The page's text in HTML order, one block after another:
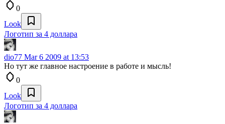
0
Look
Логотип за 4 доллара
dio77 Mar 6 2009 at 13:53
Но тут же главное настроение в работе и мысль!
0
Look
Логотип за 4 доллара